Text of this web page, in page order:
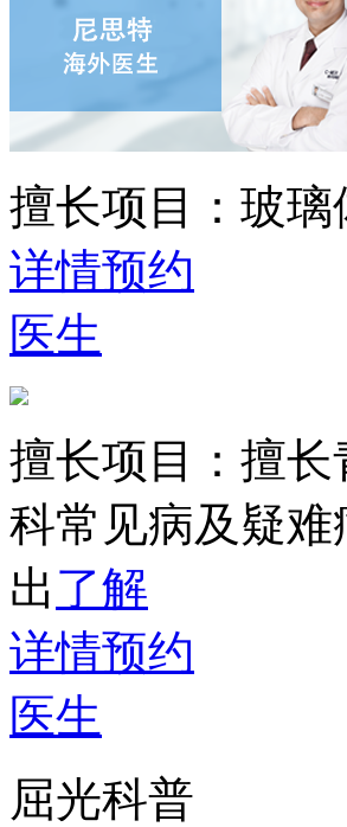
擅长项目： 玻璃
详情预约
医生
擅长项目： 擅长
科常见病及疑
出 了解
详情预约
医生
屈光科普